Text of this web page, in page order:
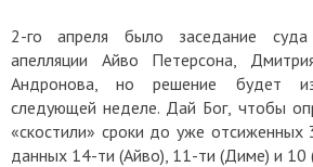
2-го апреля было заседание
апелляции Айво Петерсона,
Андронова, но решение будет
следующей неделе. Дай Бог, чтобы
«скостили» сроки до уже
данных 14-ти (Айво), 11-ти (Диме) и 10